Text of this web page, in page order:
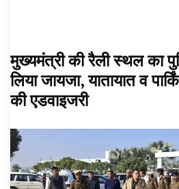
मुख्यमंत्री की रैली स्थल का
लिया जायजा, यातायात व
की एडवाइजरी